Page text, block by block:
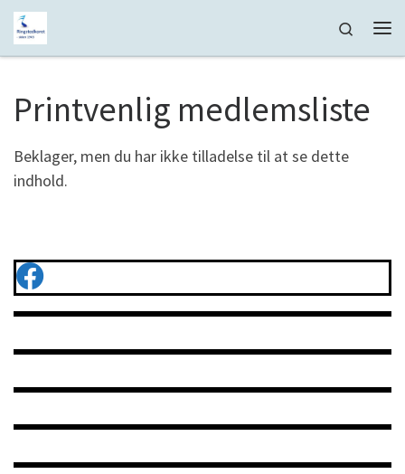
Fortsæt til indhold
Search
Printvenlig medlemsliste
Beklager, men du har ikke tilladelse til at se dette
indhold.